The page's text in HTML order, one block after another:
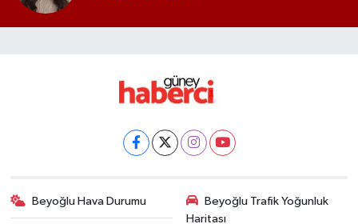
Beyoğlu Hava Durumu
Beyoğlu Trafik Yoğunluk
Haritası